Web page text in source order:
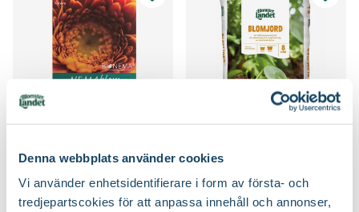
Denna webbplats använder cookies
Vi använder enhetsidentifierare i form av första- och
tredjepartscokies för att anpassa innehåll och annonser,
149:-
Välj butik
Blomsterlandet
Från 5990
Välj butik